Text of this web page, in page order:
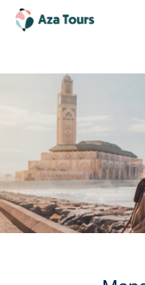
Путешествие
самолете)